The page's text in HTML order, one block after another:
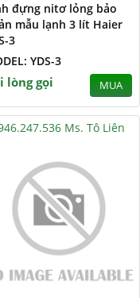
đựng nitơ lỏng bảo
mẫu lạnh 3 lít Haier
3
YDS-3
lòng gọi MUA
Ms. Tô Liên